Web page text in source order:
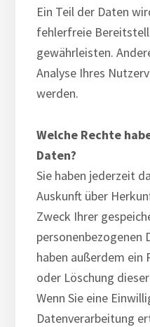
Ein Teil der Daten
fehlerfreie
gewährleisten.
Analyse Ihres
werden.
Welche Rechte
Daten?
Sie haben jederzeit
Auskunft über
Zweck Ihrer
personenbezogenen
haben außerdem ein
oder Löschung
Wenn Sie eine
Datenverarbeitung